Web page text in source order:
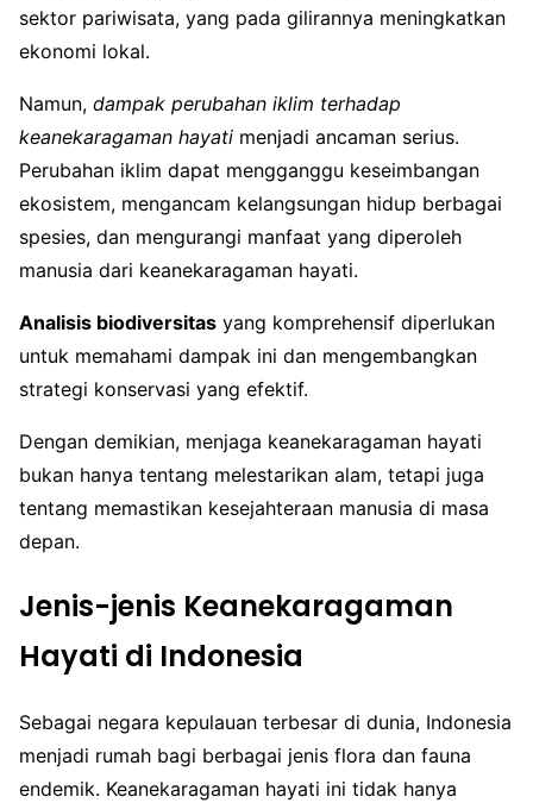
sektor pariwisata, yang pada gilirannya meningkatkan
ekonomi lokal.
Namun, dampak perubahan iklim terhadap
keanekaragaman hayati menjadi ancaman serius.
Perubahan iklim dapat mengganggu keseimbangan
ekosistem, mengancam kelangsungan hidup berbagai
spesies, dan mengurangi manfaat yang diperoleh
manusia dari keanekaragaman hayati.
Analisis biodiversitas yang komprehensif diperlukan
untuk memahami dampak ini dan mengembangkan
strategi konservasi yang efektif.
Dengan demikian, menjaga keanekaragaman hayati
bukan hanya tentang melestarikan alam, tetapi juga
tentang memastikan kesejahteraan manusia di masa
depan.
Jenis-jenis Keanekaragaman
Hayati di Indonesia
Sebagai negara kepulauan terbesar di dunia, Indonesia
menjadi rumah bagi berbagai jenis flora dan fauna
endemik. Keanekaragaman hayati ini tidak hanya